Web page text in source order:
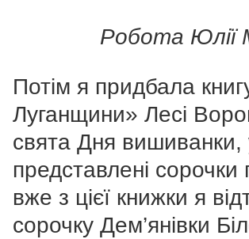
Робота Юлії
Потім я придбала
Луганщини» Лесі
свята Дня вишиванки,
представлені сорочки
вже з цієї книжки я
сорочку Дем’янівки